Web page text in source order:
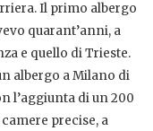
Il primo albergo
quarant’anni, a
e quello di Trieste.
albergo a Milano di
l’aggiunta di un 200
precise, a